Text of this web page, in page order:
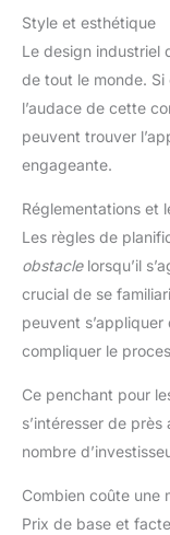
Style et esthétique
Le design industriel
de tout le monde. Si
l’audace de cette
peuvent trouver
engageante.
Réglementations et
Les règles de
obstaclelorsqu’il
crucial de se
peuvent
compliquer le
Ce penchant pour
s’intéresser de
nombre
Combien coûte une
Prix de base et